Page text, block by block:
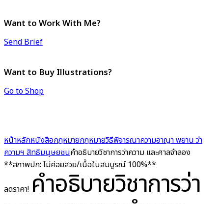
Want to Work With Me?
Send Brief
Want to Buy Illustrations?
Go to Shop
หน้าหลักหนังสือกฎหมายกฎหมายวิธีพิจารณาความอาญา พยาน ว่า
ความฯ สิทธิมนุษยชนคำอธิบายวิชาการว่าความ และศาลจำลอง
**สภาพปก: ไม่ค่อยสวย/เนื้อในสมบูรณ์ 100%**
ลดราคา! คำอธิบายวิชาการว่า